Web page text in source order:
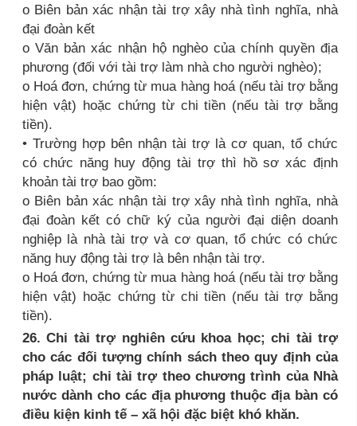
o Biên bản xác nhận tài trợ xây nhà tình nghĩa, nhà
đại đoàn kết
o Văn bản xác nhận hộ nghèo của chính quyền địa
phương (đối với tài trợ làm nhà cho người nghèo);
o Hoá đơn, chứng từ mua hàng hoá (nếu tài trợ bằng
hiện vật) hoặc chứng từ chi tiền (nếu tài trợ bằng
tiền).
• Trường hợp bên nhận tài trợ là cơ quan, tổ chức
có chức năng huy động tài trợ thì hồ sơ xác định
khoản tài trợ bao gồm:
o Biên bản xác nhận tài trợ xây nhà tình nghĩa, nhà
đại đoàn kết có chữ ký của người đại diện doanh
nghiệp là nhà tài trợ và cơ quan, tổ chức có chức
năng huy động tài trợ là bên nhận tài trợ.
o Hoá đơn, chứng từ mua hàng hoá (nếu tài trợ bằng
hiện vật) hoặc chứng từ chi tiền (nếu tài trợ bằng
tiền).
26. Chi tài trợ nghiên cứu khoa học; chi tài trợ
cho các đối tượng chính sách theo quy định của
pháp luật; chi tài trợ theo chương trình của Nhà
nước dành cho các địa phương thuộc địa bàn có
điều kiện kinh tế – xã hội đặc biệt khó khăn.